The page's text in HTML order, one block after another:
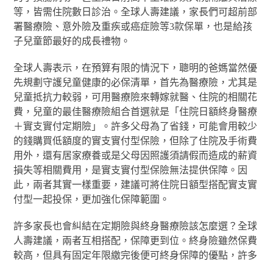
等，皆需住院數日診治。全球人壽建議，家長們可超前部
署醫療險、意外險及重疾或癌症險等3款保單，也是給孩
子兒童節最好的成長禮物。
全球人壽表示，在預算有限的情況下，聰明的爸媽當然優
先規劃守護兒童健康的必保清單，首先為醫療險，尤其是
兒童抵抗力較弱，可用醫療險來轉嫁就醫、住院的相關花
費，兒童的最佳醫療險組合首選就是「住院日額終身醫療
＋實支實付定期險」。許多父母為了省錢，可能會用較少
的錢購買低額度的實支實付型保險，但除了住院及手術費
用外，還有居家療養或是父母因照護須請假而造成的薪資
損失等相關費用，是實支實付型保險無法提供保障。因
此，兩者其實一樣重要，建議可將住院日額型搭配實支實
付型一起投保，更加強化保障範圍。
許多家長也會糾結在定期險與終身醫療險該怎麼選？全球
人壽建議，兩者互相搭配，保障更到位。終身險雖然保費
較高，但具有固定年限繳完後便可終身保障的優點，許多